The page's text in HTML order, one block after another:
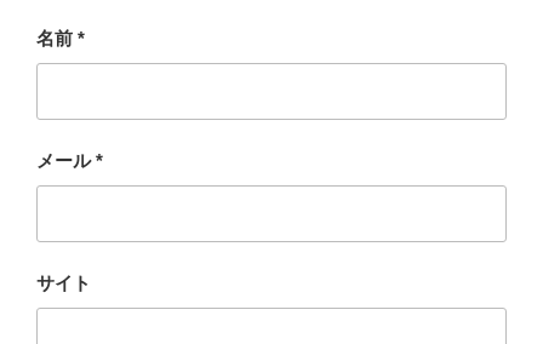
名前 *
メール*
サイト